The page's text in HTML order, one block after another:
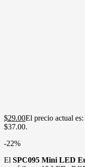
$29.00El precio actual
$37.00.
-22%
El SPC095 Mini LED